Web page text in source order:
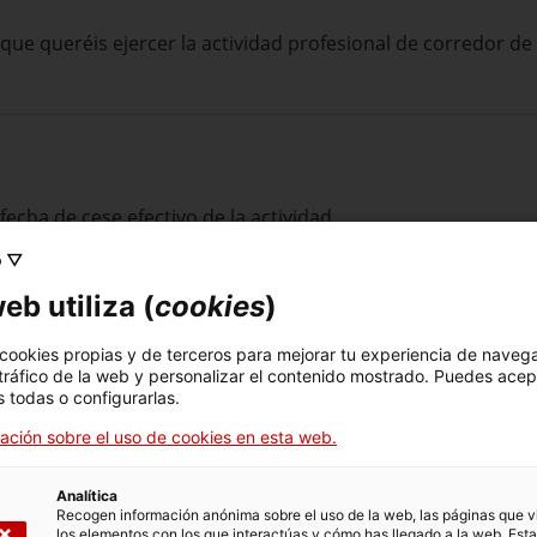
queréis ejercer la actividad profesional de corredor de
de cese efectivo de la actividad.
tienes que anexar la documentación siguiente:
servicio de atención al cliente o del defensor del cliente,
seguro de caución (si procede), a fecha de la petición de
seguro de responsabilidad civil profesional, a fecha de
▽
utiliza (cookies)
propias y de terceros para mejorar tu experiencia de
de la web y personalizar el contenido mostrado. Puedes
todas o configurarlas.
sobre el uso de cookies en esta web.
Analítica
Recogen información anónima sobre el uso de la web, las páginas que
los elementos con los que interactúas y cómo has llegado a la web. Esta